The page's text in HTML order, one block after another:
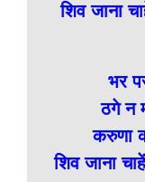
शिव जाना
भर
ठगे न
करुणा
शिव जाना